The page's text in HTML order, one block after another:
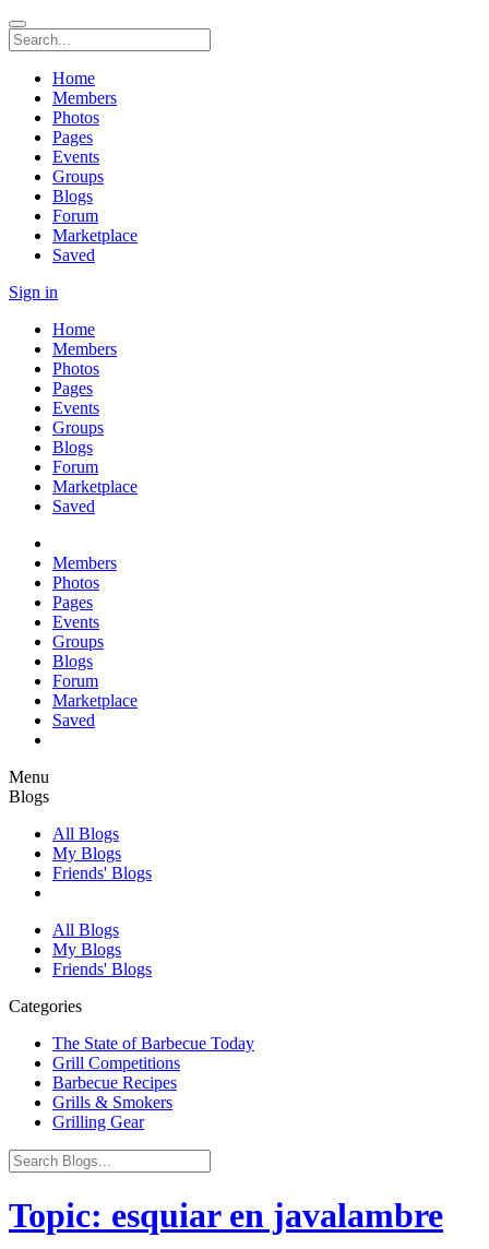
Home
Members
Photos
Pages
Events
Groups
Blogs
Forum
Marketplace
Saved
Sign in
Home
Members
Photos
Pages
Events
Groups
Blogs
Forum
Marketplace
Saved
Members
Photos
Pages
Events
Groups
Blogs
Forum
Marketplace
Saved
Menu
Blogs
All Blogs
My Blogs
Friends' Blogs
All Blogs
My Blogs
Friends' Blogs
Categories
The State of Barbecue Today
Grill Competitions
Barbecue Recipes
Grills & Smokers
Grilling Gear
Topic: esquiar en javalambre